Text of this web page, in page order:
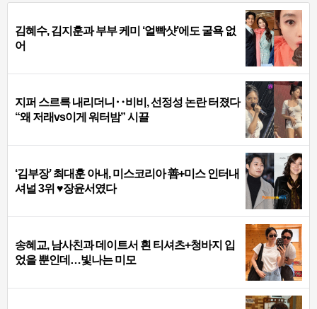
김혜수, 김지훈과 부부 케미 ‘얼빡샷’에도 굴욕 없
어
지퍼 스르륵 내리더니‥비비, 선정성 논란 터졌다
“왜 저래vs이게 워터밤” 시끌
‘김부장’ 최대훈 아내, 미스코리아 善+미스 인터내
셔널 3위 ♥장윤서였다
송혜교, 남사친과 데이트서 흰 티셔츠+청바지 입
었을 뿐인데…빛나는 미모